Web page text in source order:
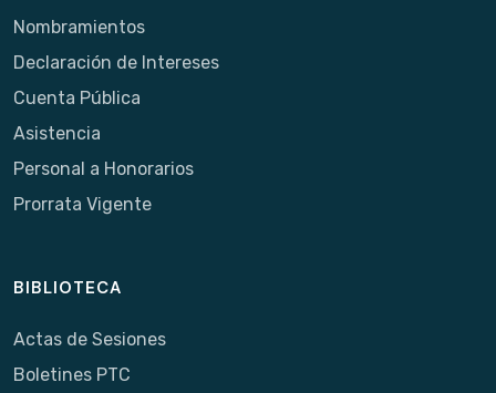
Nombramientos
Declaración de Intereses
Cuenta Pública
Asistencia
Personal a Honorarios
Prorrata Vigente
BIBLIOTECA
Actas de Sesiones
Boletines PTC